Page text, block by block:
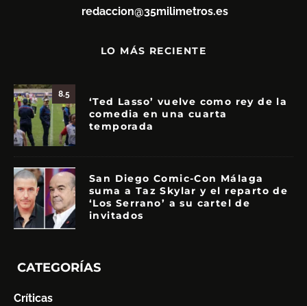
redaccion@35milimetros.es
LO MÁS RECIENTE
8.5
‘Ted Lasso’ vuelve como rey de la
comedia en una cuarta
temporada
San Diego Comic-Con Málaga
suma a Taz Skylar y el reparto de
‘Los Serrano’ a su cartel de
invitados
CATEGORÍAS
Críticas